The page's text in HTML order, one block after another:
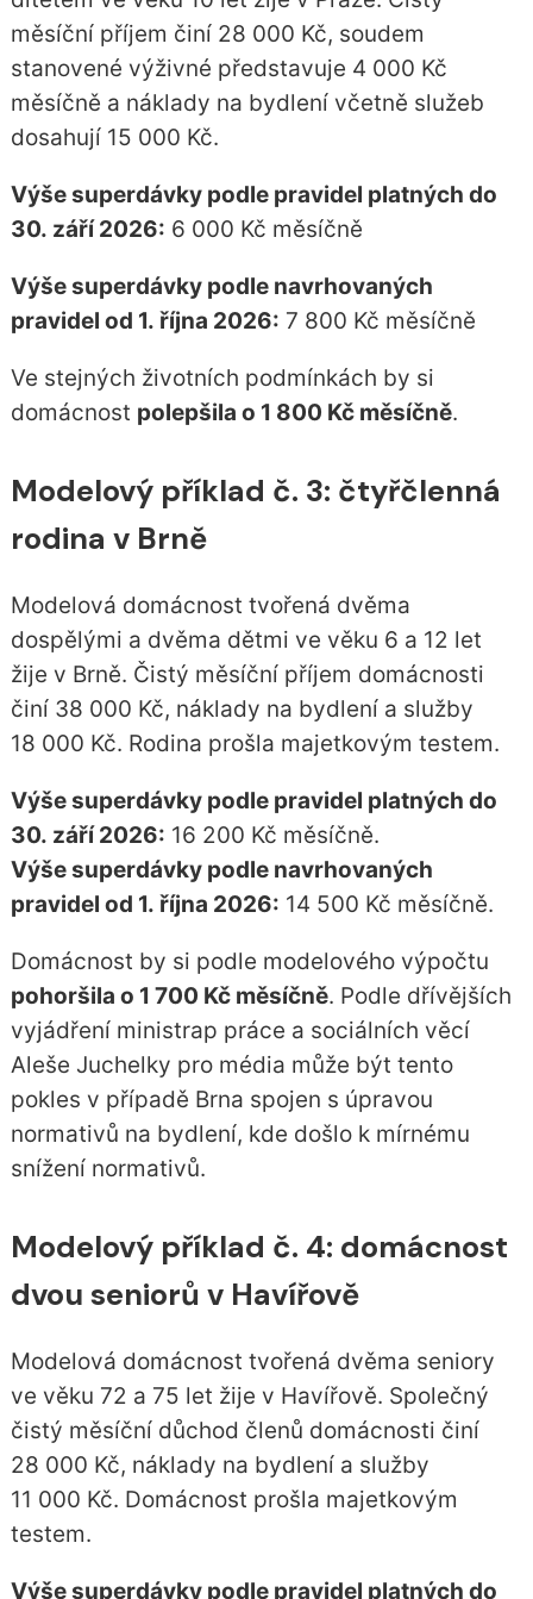
měsíční příjem činí 28 000 Kč, soudem
stanovené výživné představuje 4 000 Kč
měsíčně a náklady na bydlení včetně služeb
dosahují 15 000 Kč.
Výše superdávky podle pravidel platných do
30. září 2026: 6 000 Kč měsíčně
Výše superdávky podle navrhovaných
pravidel od 1. října 2026: 7 800 Kč měsíčně
Ve stejných životních podmínkách by si
domácnost polepšila o 1 800 Kč měsíčně.
Modelový příklad č. 3: čtyřčlenná
rodina v Brně
Modelová domácnost tvořená dvěma
dospělými a dvěma dětmi ve věku 6 a 12 let
žije v Brně. Čistý měsíční příjem domácnosti
činí 38 000 Kč, náklady na bydlení a služby
18 000 Kč. Rodina prošla majetkovým testem.
Výše superdávky podle pravidel platných do
30. září 2026: 16 200 Kč měsíčně.
Výše superdávky podle navrhovaných
pravidel od 1. října 2026: 14 500 Kč měsíčně.
Domácnost by si podle modelového výpočtu
pohoršila o 1 700 Kč měsíčně. Podle dřívějších
vyjádření ministrap práce a sociálních věcí
Aleše Juchelky pro média může být tento
pokles v případě Brna spojen s úpravou
normativů na bydlení, kde došlo k mírnému
snížení normativů.
Modelový příklad č. 4: domácnost
dvou seniorů v Havířově
Modelová domácnost tvořená dvěma seniory
ve věku 72 a 75 let žije v Havířově. Společný
čistý měsíční důchod členů domácnosti činí
28 000 Kč, náklady na bydlení a služby
11 000 Kč. Domácnost prošla majetkovým
testem.
Výše superdávky podle pravidel platných do